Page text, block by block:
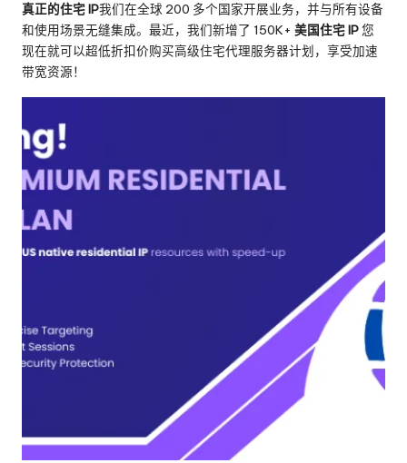
真正的住宅 IP我们在全球 200 多个国家开展业务，并与所有设备
和使用场景无缝集成。最近，我们新增了 150K+ 美国住宅 IP您
现在就可以超低折扣价购买高级住宅代理服务器计划，享受加速
带宽资源！